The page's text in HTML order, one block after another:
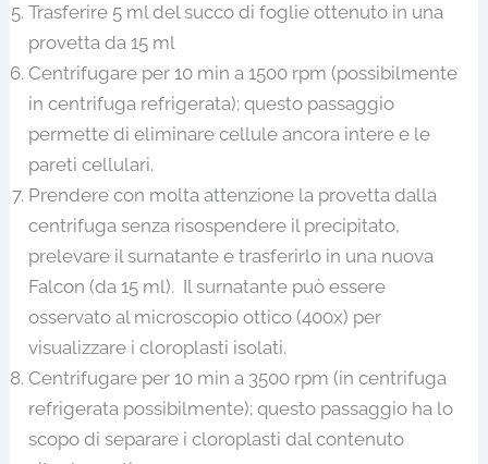
Trasferire 5 ml del succo di foglie ottenuto in una
provetta da 15 ml
Centrifugare per 10 min a 1500 rpm (possibilmente
in centrifuga refrigerata); questo passaggio
permette di eliminare cellule ancora intere e le
pareti cellulari.
Prendere con molta attenzione la provetta dalla
centrifuga senza risospendere il precipitato,
prelevare il surnatante e trasferirlo in una nuova
Falcon (da 15 ml). Il surnatante può essere
osservato al microscopio ottico (400x) per
visualizzare i cloroplasti isolati.
Centrifugare per 10 min a 3500 rpm (in centrifuga
refrigerata possibilmente); questo passaggio ha lo
scopo di separare i cloroplasti dal contenuto